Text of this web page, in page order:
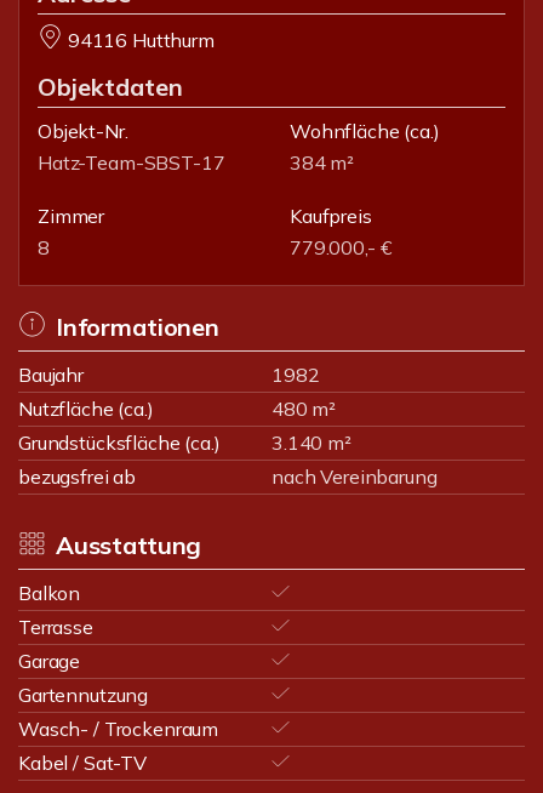
94116 Hutthurm
Objektdaten
Objekt-Nr.
Hatz-Team-SBST-17
Wohnfläche (ca.)
384 m²
Zimmer
8
Kaufpreis
779.000,- €
Informationen
Baujahr
1982
Nutzfläche (ca.)
480 m²
Grundstücksfläche (ca.)
3.140 m²
bezugsfrei ab
nach Vereinbarung
Ausstattung
Balkon
Terrasse
Garage
Gartennutzung
Wasch- / Trockenraum
Kabel / Sat-TV